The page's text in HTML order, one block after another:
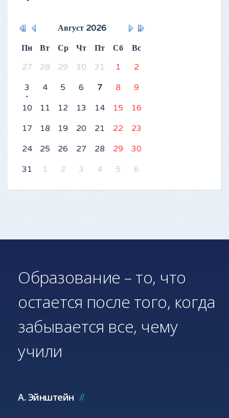
Август 2026
Пн
Вт Ср Чт Пт Сб
Вс
27
28 29 30 31 1
2
3
4 5 6 7 8
9
10
11 12 13 14 15
16
17
18 19 20 21 22
23
24
25 26 27 28 29
30
31
1 2 3 4 5 6
Образование – то, что
остается после того, когда
забывается все, чему
учили
А. Эйнштейн